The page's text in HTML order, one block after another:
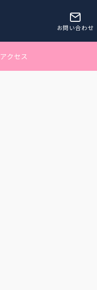
お問い合わせ
アクセス